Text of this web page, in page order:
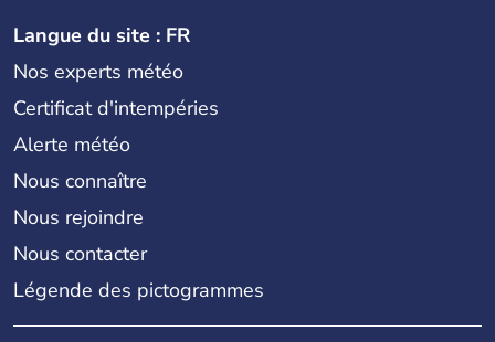
Langue du site : FR
Nos experts météo
Certificat d'intempéries
Alerte météo
Nous connaître
Nous rejoindre
Nous contacter
Légende des pictogrammes